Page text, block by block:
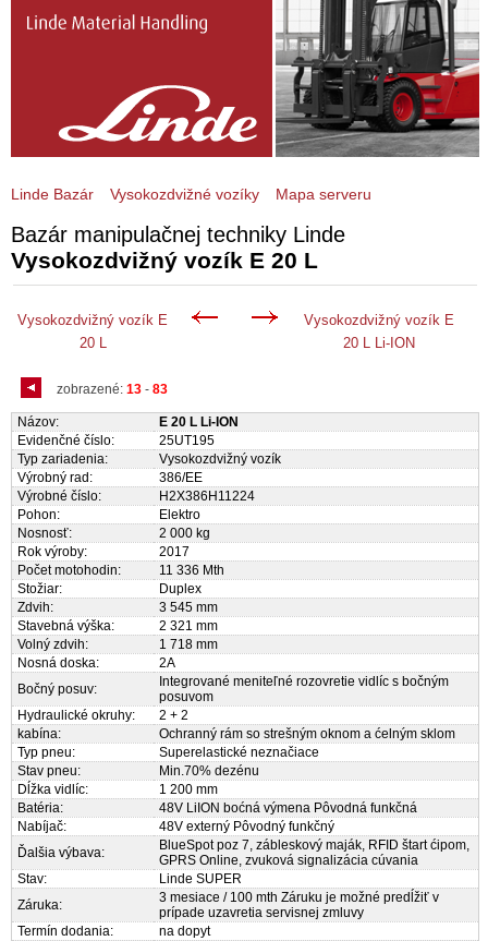
Bazár manipulačnej techniky Linde
Vysokozdvižný vozík E 20 L
Vysokozdvižný vozík E
20 L
Vysokozdvižný vozík E
20 L Li-ION
zobrazené: 13- 83
Názov:
E 20 L Li-ION
Evidenčné číslo:
25UT195
Typ zariadenia:
Vysokozdvižný vozík
Výrobný rad:
386/EE
Výrobné číslo:
H2X386H11224
Pohon:
Elektro
Nosnosť:
2 000 kg
Rok výroby:
2017
Počet motohodin:
11 336 Mth
Stožiar:
Duplex
Zdvih:
3 545 mm
Stavebná výška:
2 321 mm
Volný zdvih:
1 718 mm
Nosná doska:
2A
Bočný posuv:
Integrované meniteľné rozovretie vidlíc s bočným
posuvom
Hydraulické okruhy:
2 + 2
kabína:
Ochranný rám so strešným oknom a ćelným sklom
Typ pneu:
Superelastické neznačiace
Stav pneu:
Min.70% dezénu
Dĺžka vidlíc:
1 200 mm
Batéria:
48V LiION boćná výmena Pôvodná funkčná
Nabíjač:
48V externý Pôvodný funkčný
Ďalšia výbava:
BlueSpot poz 7, zábleskový maják, RFID štart ćipom,
GPRS Online, zvuková signalizácia cúvania
Stav:
Linde SUPER
Záruka:
3 mesiace / 100 mth Záruku je možné predĺžiť v
prípade uzavretia servisnej zmluvy
Termín dodania:
na dopyt
Linde Bazár Vysokozdvižné vozíky Mapa serveru